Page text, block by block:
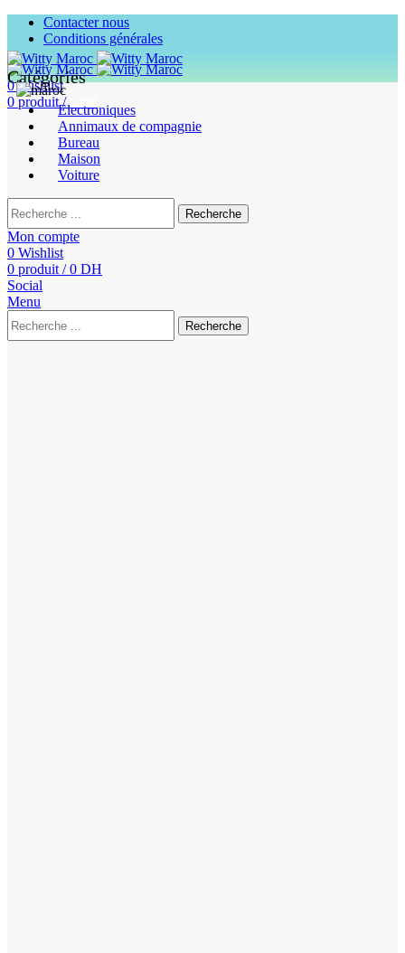
Contacter nous
Conditions générales
0Wishlist
0produit / DH
Catégories
Electroniques
Annimaux de compagnie
Bureau
Maison
Voiture
Recherche
Mon compte
0 Wishlist
0 produit / 0 DH
Social
Menu
Recherche